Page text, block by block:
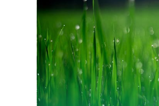
Enrichissante
chez
Comité
Conseils